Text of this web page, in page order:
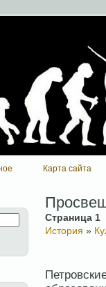
Карта сайта
Страница 1
История »